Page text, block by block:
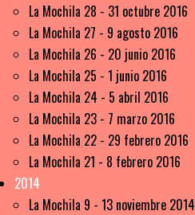
La Mochila 28 - 31 octubre 2016
La Mochila 27 - 9 agosto 2016
La Mochila 26 - 20 junio 2016
La Mochila 25 - 1 junio 2016
La Mochila 24 - 5 abril 2016
La Mochila 23 - 7 marzo 2016
La Mochila 22 - 29 febrero 2016
La Mochila 21 - 8 febrero 2016
2014
La Mochila 9 - 13 noviembre 2014